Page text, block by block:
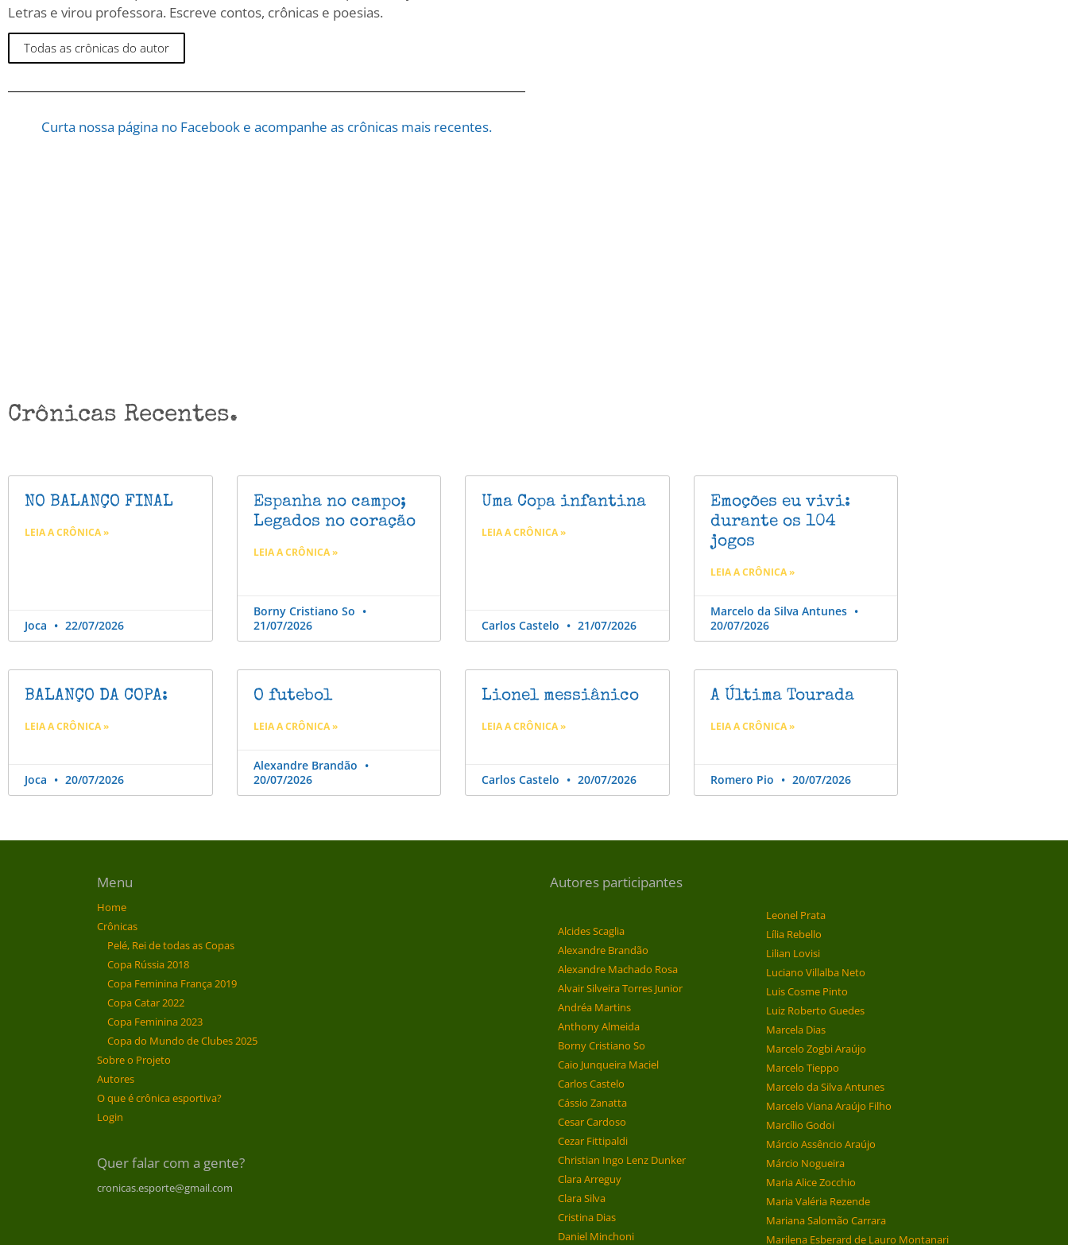
Letras e virou professora. Escreve contos, crônicas e poesias.
Todas as crônicas do autor
Curta nossa página no Facebook e acompanhe as crônicas mais recentes.
Crônicas Recentes.
NO BALANÇO FINAL
LEIA A CRÔNICA »
Joca 22/07/2026
Espanha no campo;
Legados no coração
LEIA A CRÔNICA »
Borny Cristiano So
21/07/2026
Uma Copa infantina
LEIA A CRÔNICA »
Carlos Castelo 21/07/2026
Emoções eu vivi:
durante os 104
jogos
LEIA A CRÔNICA »
Marcelo da Silva Antunes
20/07/2026
BALANÇO DA COPA:
LEIA A CRÔNICA »
Joca 20/07/2026
O futebol
LEIA A CRÔNICA »
Alexandre Brandão
20/07/2026
Lionel messiânico
LEIA A CRÔNICA »
Carlos Castelo 20/07/2026
A Última Tourada
LEIA A CRÔNICA »
Romero Pio 20/07/2026
Menu
Home
Crônicas
Pelé, Rei de todas as Copas
Copa Rússia 2018
Copa Feminina França 2019
Copa Catar 2022
Copa Feminina 2023
Copa do Mundo de Clubes 2025
Sobre o Projeto
Autores
O que é crônica esportiva?
Login
Quer falar com a gente?
cronicas.esporte@gmail.com
Autores participantes
Alcides Scaglia
Alexandre Brandão
Alexandre Machado Rosa
Alvair Silveira Torres Junior
Andréa Martins
Anthony Almeida
Borny Cristiano So
Caio Junqueira Maciel
Carlos Castelo
Cássio Zanatta
Cesar Cardoso
Cezar Fittipaldi
Christian Ingo Lenz Dunker
Clara Arreguy
Clara Silva
Cristina Dias
Daniel Minchoni
Leonel Prata
Lília Rebello
Lilian Lovisi
Luciano Villalba Neto
Luis Cosme Pinto
Luiz Roberto Guedes
Marcela Dias
Marcelo Zogbi Araújo
Marcelo Tieppo
Marcelo da Silva Antunes
Marcelo Viana Araújo Filho
Marcílio Godoi
Márcio Assêncio Araújo
Márcio Nogueira
Maria Alice Zocchio
Maria Valéria Rezende
Mariana Salomão Carrara
Marilena Esberard de Lauro Montanari